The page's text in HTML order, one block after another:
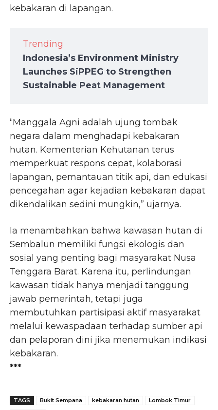
kebakaran di lapangan.
Trending
Indonesia’s Environment Ministry
Launches SiPPEG to Strengthen
Sustainable Peat Management
“Manggala Agni adalah ujung tombak
negara dalam menghadapi kebakaran
hutan. Kementerian Kehutanan terus
memperkuat respons cepat, kolaborasi
lapangan, pemantauan titik api, dan edukasi
pencegahan agar kejadian kebakaran dapat
dikendalikan sedini mungkin,” ujarnya.
Ia menambahkan bahwa kawasan hutan di
Sembalun memiliki fungsi ekologis dan
sosial yang penting bagi masyarakat Nusa
Tenggara Barat. Karena itu, perlindungan
kawasan tidak hanya menjadi tanggung
jawab pemerintah, tetapi juga
membutuhkan partisipasi aktif masyarakat
melalui kewaspadaan terhadap sumber api
dan pelaporan dini jika menemukan indikasi
kebakaran.
***
TAGS Bukit Sempana kebakaran hutan
Lombok Timur